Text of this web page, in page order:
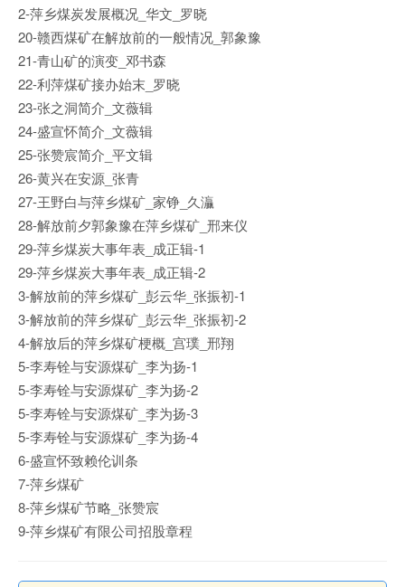
2-萍乡煤炭发展概况_华文_罗晓
20-赣西煤矿在解放前的一般情况_郭象豫
21-青山矿的演变_邓书森
22-利萍煤矿接办始末_罗晓
23-张之洞简介_文薇辑
24-盛宣怀简介_文薇辑
25-张赞宸简介_平文辑
26-黄兴在安源_张青
27-王野白与萍乡煤矿_家铮_久灜
28-解放前夕郭象豫在萍乡煤矿_邢来仪
29-萍乡煤炭大事年表_成正辑-1
29-萍乡煤炭大事年表_成正辑-2
3-解放前的萍乡煤矿_彭云华_张振初-1
3-解放前的萍乡煤矿_彭云华_张振初-2
4-解放后的萍乡煤矿梗概_宫璞_邢翔
5-李寿铨与安源煤矿_李为扬-1
5-李寿铨与安源煤矿_李为扬-2
5-李寿铨与安源煤矿_李为扬-3
5-李寿铨与安源煤矿_李为扬-4
6-盛宣怀致赖伦训条
7-萍乡煤矿
8-萍乡煤矿节略_张赞宸
9-萍乡煤矿有限公司招股章程